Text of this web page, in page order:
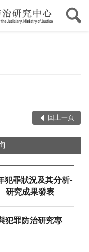
回上一頁
犯罪狀況及其分析-
研究成果發表
犯罪防治研究專